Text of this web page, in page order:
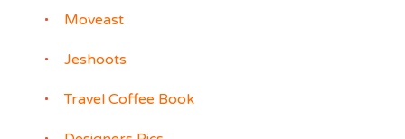
Moveast
Jeshoots
Travel Coffee Book